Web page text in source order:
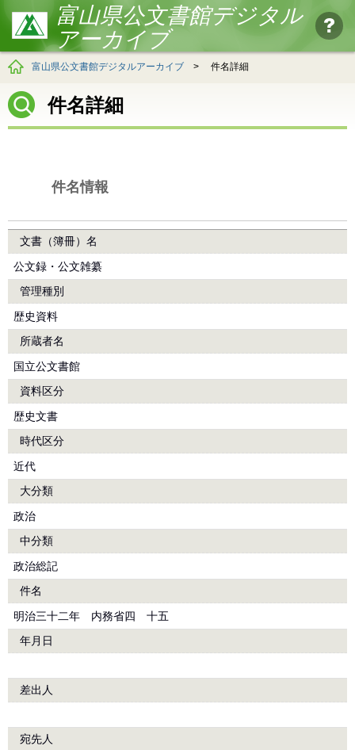
富山県公文書館デジタル
アーカイブ
富山県公文書館デジタルアーカイブ > 件名詳細
件名詳細
件名情報
文書（簿冊）名
公文録・公文雑纂
管理種別
歴史資料
所蔵者名
国立公文書館
資料区分
歴史文書
時代区分
近代
大分類
政治
中分類
政治総記
件名
明治三十二年 内務省四 十五
年月日
差出人
宛先人